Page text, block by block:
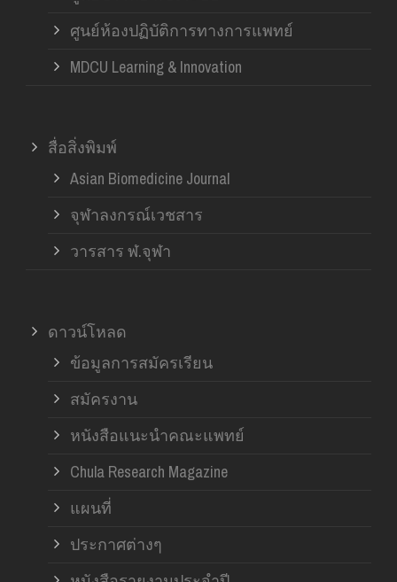
ศูนย์ห้องปฏิบัติการทางการแพทย์
MDCU Learning & Innovation
สื่อสิ่งพิมพ์
Asian Biomedicine Journal
จุฬาลงกรณ์เวชสาร
วารสาร ฬ.จุฬา
ดาวน์โหลด
ข้อมูลการสมัครเรียน
สมัครงาน
หนังสือแนะนำคณะแพทย์
Chula Research Magazine
แผนที่
ประกาศต่างๆ